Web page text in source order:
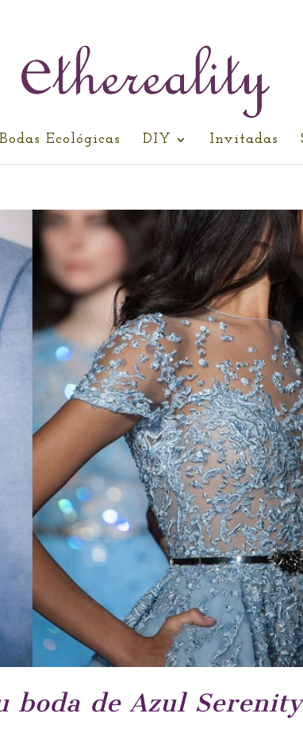
Bodas Ecológicas DIY Invitadas
boda de Azul